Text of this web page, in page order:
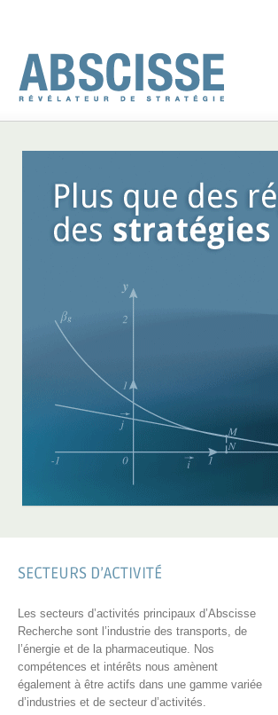
SECTEURS D’ACTIVITÉ
Les secteurs d’activités principaux d’Abscisse
Recherche sont l’industrie des transports, de
l’énergie et de la pharmaceutique. Nos
compétences et intérêts nous amènent
également à être actifs dans une gamme variée
d’industries et de secteur d’activités.